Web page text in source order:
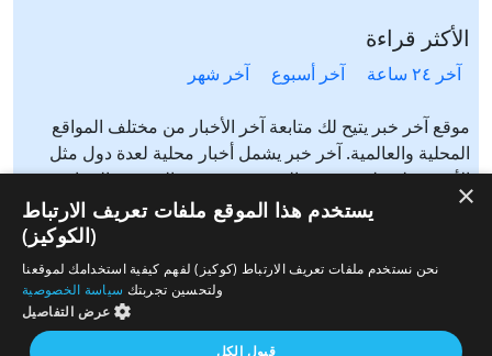
الأكثر قراءة
آخر ٢٤ ساعة آخر أسبوع آخر شهر
موقع آخر خبر يتيح لك متابعة آخر الأخبار من مختلف المواقع
المحلية والعالمية. آخر خبر يشمل أخبار محلية لعدة دول مثل
الأردن، فلسطين، مصر، السعودية، تونس، المغرب، الجزائر،
عرب ٤٨، لبنان، العراق، اليمن وغيرها آخر خبر يتيح متابعة أخبار
من شتى المواضيع مثل: أخبار محلية، أخبار عالمية، رياضة،
إقتصاد، ثقافة، منوعات وغيرها تابع الأخبار المحلية والعالمية من
مختلف المواقع الإخبارية: الجزيرة، العربية، بي بي سي، سي ان
×
يستخدم هذا الموقع ملفات تعريف الارتباط
(الكوكيز)
نحن نستخدم ملفات تعريف الارتباط (كوكيز) لفهم كيفية استخدامك لموقعنا
ولتحسين تجربتك سياسة الخصوصية
عرض التفاصيل
قبول الكل